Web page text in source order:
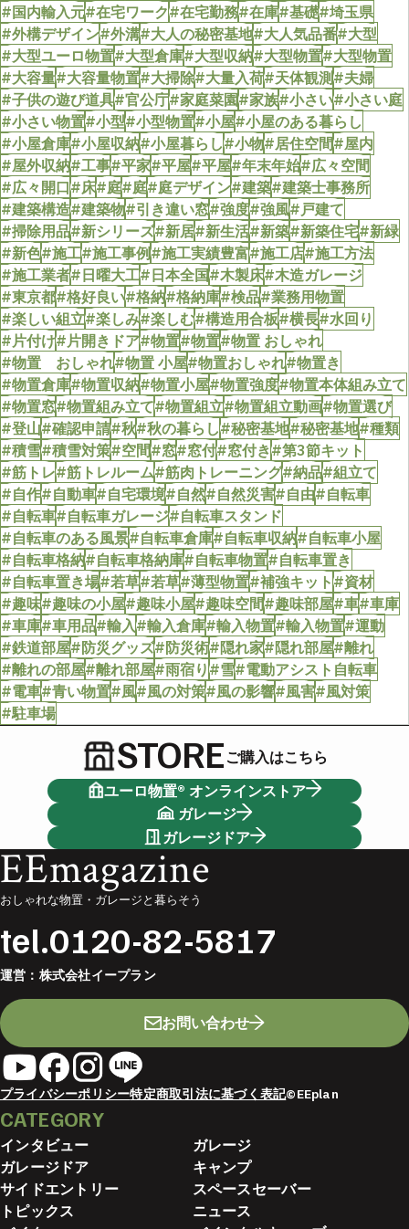
#国内輸入元#在宅ワーク#在宅勤務#在庫#基礎#埼玉県
#外構デザイン#外溝#大人の秘密基地#大人気品番#大型
#大型ユーロ物置#大型倉庫#大型収納#大型物置#大型物置
#大容量#大容量物置#大掃除#大量入荷#天体観測#夫婦
#子供の遊び道具#官公庁#家庭菜園#家族#小さい#小さい庭
#小さい物置#小型#小型物置#小屋#小屋のある暮らし
#小屋倉庫#小屋収納#小屋暮らし#小物#居住空間#屋内
#屋外収納#工事#平家#平屋#平屋#年末年始#広々空間
#広々開口#床#庭#庭#庭デザイン#建築#建築士事務所
#建築構造#建築物#引き違い窓#強度#強風#戸建て
#掃除用品#新シリーズ#新居#新生活#新築#新築住宅#新緑
#新色#施工#施工事例#施工実績豊富#施工店#施工方法
#施工業者#日曜大工#日本全国#木製床#木造ガレージ
#東京都#格好良い#格納#格納庫#検品#業務用物置
#楽しい組立#楽しみ#楽しむ#構造用合板#横長#水回り
#片付け#片開きドア#物置#物置#物置 おしゃれ
#物置 おしゃれ#物置 小屋#物置おしゃれ#物置き
#物置倉庫#物置収納#物置小屋#物置強度#物置本体組み立て
#物置窓#物置組み立て#物置組立#物置組立動画#物置選び
#登山#確認申請#秋#秋の暮らし#秘密基地#秘密基地#種類
#積雪#積雪対策#空間#窓#窓付#窓付き#第3節キット
#筋トレ#筋トレルーム#筋肉トレーニング#納品#組立て
#自作#自動車#自宅環境#自然#自然災害#自由#自転車
#自転車#自転車ガレージ#自転車スタンド
#自転車のある風景#自転車倉庫#自転車収納#自転車小屋
#自転車格納#自転車格納庫#自転車物置#自転車置き
#自転車置き場#若草#若草#薄型物置#補強キット#資材
#趣味#趣味の小屋#趣味小屋#趣味空間#趣味部屋#車#車庫
#車庫#車用品#輸入#輸入倉庫#輸入物置#輸入物置#運動
#鉄道部屋#防災グッズ#防災術#隠れ家#隠れ部屋#離れ
#離れの部屋#離れ部屋#雨宿り#雪#電動アシスト自転車
#電車#青い物置#風#風の対策#風の影響#風害#風対策
#駐車場
STOREご購入はこちら
ユーロ物置® オンラインストア
ガレージ
ガレージドア
EEmagazine
おしゃれな物置・ガレージと暮らそう
tel.0120-82-5817
運営： 株式会社イープラン
お問い合わせ
プライバシーポリシー特定商取引法に基づく表記©EEplan
CATEGORY
インタビュー
ガレージ
ガレージドア
キャンプ
サイドエントリー
スペースセーバー
トピックス
ニュース